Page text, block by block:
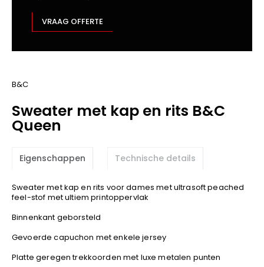
M-Safe
OXXA
Premier
Promodoro
Result
Safety Jogger
Shugon
Spiro
Stanley/Stella
VRAAG OFFERTE
B&C
Sweater met kap en rits B&C
Queen
Eigenschappen Technische details
Sweater met kap en rits voor dames met ultrasoft peached
feel-stof met ultiem printoppervlak
Binnenkant geborsteld
Gevoerde capuchon met enkele jersey
Platte geregen trekkoorden met luxe metalen punten